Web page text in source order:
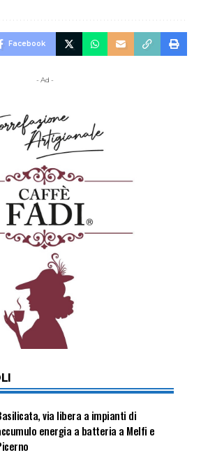
Facebook
- Ad -
via libera a impianti di
energia a batteria a Melfi e